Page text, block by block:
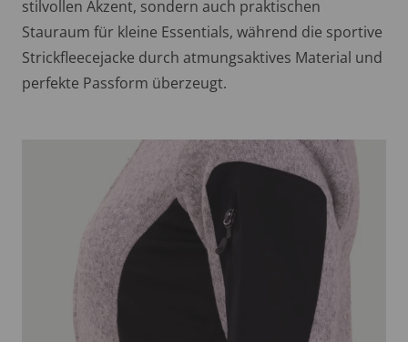
stilvollen Akzent, sondern auch praktischen
Stauraum für kleine Essentials, während die sportive
Strickfleecejacke durch atmungsaktives Material und
perfekte Passform überzeugt.